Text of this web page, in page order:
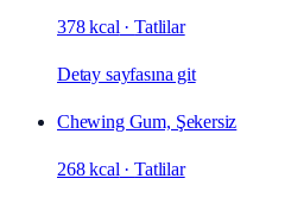
378 kcal ·Tatlilar
Detay sayfasına git
Chewing Gum, Şekersiz
268 kcal ·Tatlilar